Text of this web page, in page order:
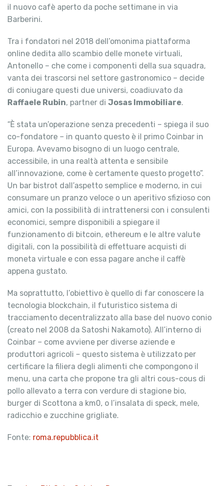
il nuovo cafè aperto da poche settimane in via
Barberini.
Tra i fondatori nel 2018 dell’omonima piattaforma
online dedita allo scambio delle monete virtuali,
Antonello – che come i componenti della sua squadra,
vanta dei trascorsi nel settore gastronomico – decide
di coniugare questi due universi, coadiuvato da
Raffaele Rubin, partner di Josas Immobiliare.
“È stata un’operazione senza precedenti – spiega il suo
co-fondatore – in quanto questo è il primo Coinbar in
Europa. Avevamo bisogno di un luogo centrale,
accessibile, in una realtà attenta e sensibile
all’innovazione, come è certamente questo progetto”.
Un bar bistrot dall’aspetto semplice e moderno, in cui
consumare un pranzo veloce o un aperitivo sfizioso con
amici, con la possibilità di intrattenersi con i consulenti
economici, sempre disponibili a spiegare il
funzionamento di bitcoin, ethereum e le altre valute
digitali, con la possibilità di effettuare acquisti di
moneta virtuale e con essa pagare anche il caffè
appena gustato.
Ma soprattutto, l’obiettivo è quello di far conoscere la
tecnologia blockchain, il futuristico sistema di
tracciamento decentralizzato alla base del nuovo conio
(creato nel 2008 da Satoshi Nakamoto). All’interno di
Coinbar – come avviene per diverse aziende e
produttori agricoli – questo sistema è utilizzato per
certificare la filiera degli alimenti che compongono il
menu, una carta che propone tra gli altri cous-cous di
pollo allevato a terra con verdure di stagione bio,
burger di Scottona a km0, o l’insalata di speck, mele,
radicchio e zucchine grigliate.
Fonte: roma.repubblica.it